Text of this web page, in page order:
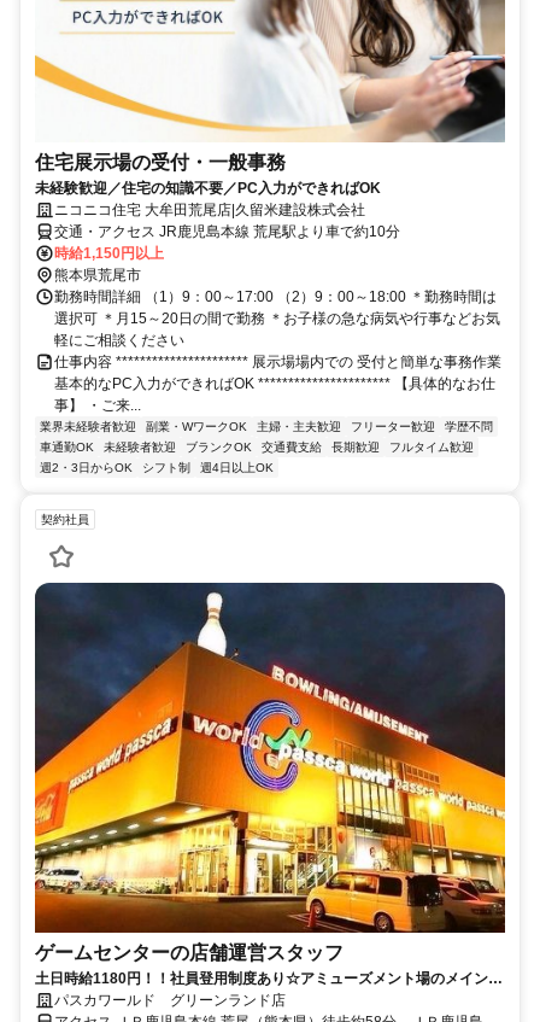
住宅展示場の受付・一般事務
未経験歓迎／住宅の知識不要／PC入力ができればOK
ニコニコ住宅 大牟田荒尾店|久留米建設株式会社
交通・アクセス JR鹿児島本線 荒尾駅より車で約10分
時給1,150円以上
熊本県荒尾市
勤務時間詳細 （1）9：00～17:00 （2）9：00～18:00 ＊勤務時間は
選択可 ＊月15～20日の間で勤務 ＊お子様の急な病気や行事などお気
軽にご相談ください
仕事内容 ********************** 展示場場内での 受付と簡単な事務作業
基本的なPC入力ができればOK ********************** 【具体的なお仕
事】 ・ご来...
業界未経験者歓迎 副業・WワークOK 主婦・主夫歓迎 フリーター歓迎
学歴不問
車通勤OK
未経験者歓迎 ブランクOK 交通費支給 長期歓迎
フルタイム歓迎
週2・3日からOK
シフト制 週4日以上OK
契約社員
ゲームセンターの店舗運営スタッフ
土日時給1180円！！社員登用制度あり☆アミューズメント場のメインス
タッフ募集
パスカワールド グリーンランド店